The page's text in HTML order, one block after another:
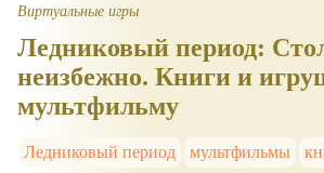
Виртуальные игры
Ледниковый период:
неизбежно. Книги и
мультфильму
Ледниковый период мультфильмы